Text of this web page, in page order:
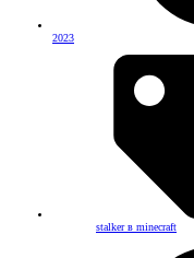
2023
stalker в minecraft